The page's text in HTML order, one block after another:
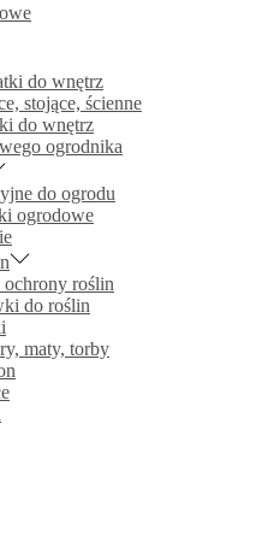
do wnętrz
stojące, ścienne
do wnętrz
ogrodnika
do ogrodu
ogrodowe
roślin
do roślin
maty, torby